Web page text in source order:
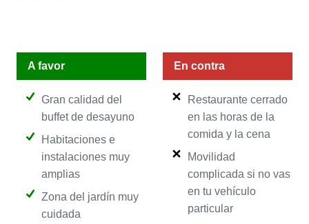
A favor
Gran calidad del
buffet de desayuno
Habitaciones e
instalaciones muy
amplias
Zona del jardín muy
cuidada
En contra
Restaurante cerrado
en las horas de la
comida y la cena
Movilidad
complicada si no vas
en tu vehículo
particular